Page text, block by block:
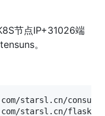
节点IP+31026端
。
starsl.cn/
starsl.cn/flask-